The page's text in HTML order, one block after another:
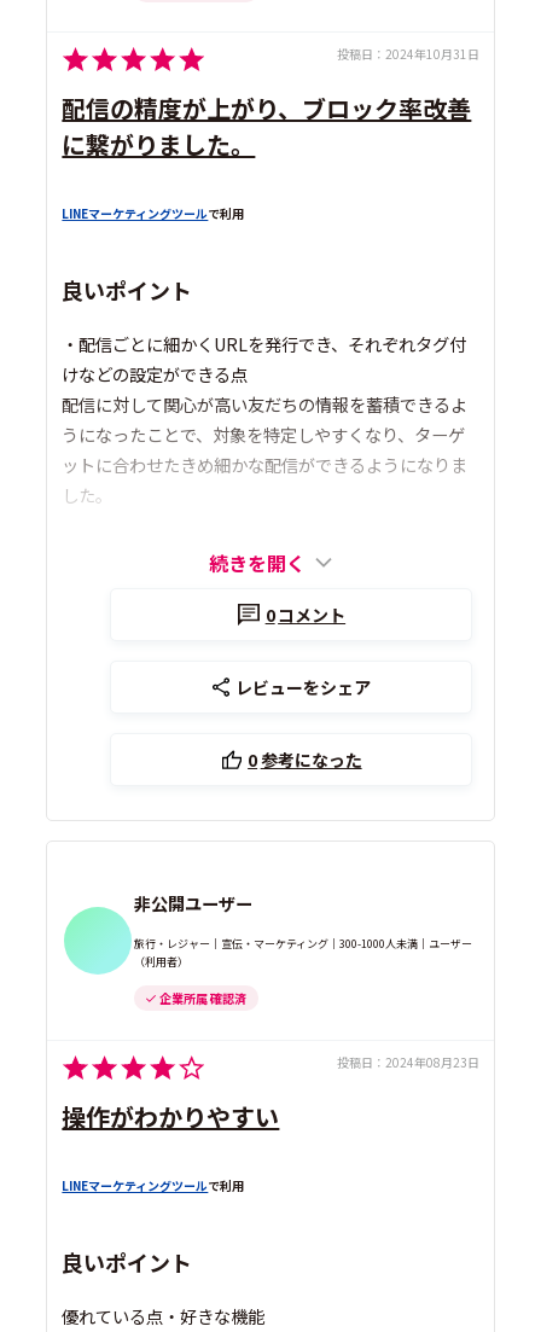
投稿日： 2024年10月31日
配信の精度が上がり、ブロック率改善
に繋がりました。
LINEマーケティングツールで利用
良いポイント
・配信ごとに細かくURLを発行でき、それぞれタグ付
けなどの設定ができる点
配信に対して関心が高い友だちの情報を蓄積できるよ
うになったことで、対象を特定しやすくなり、ターゲ
ットに合わせたきめ細かな配信ができるようになりま
した。
続きを開く
0コメント
レビューをシェア
0参考になった
非公開ユーザー
旅行・レジャー｜宣伝・マーケティング｜300-1000人未満｜ユーザー
（利用者）
企業所属 確認済
投稿日： 2024年08月23日
操作がわかりやすい
LINEマーケティングツールで利用
良いポイント
優れている点・好きな機能